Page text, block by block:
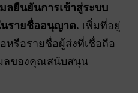
ลยืนยันการเข้าสู่ระบบ
รายชื่ออนุญาต. เพิ่มที่อยู่
รือรายชื่อผู้ส่งที่เชื่อถือ
ลของคุณสนับสนุน